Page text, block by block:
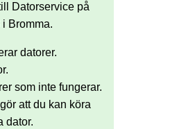
Datorservice på
Bromma.
datorer.
som inte fungerar.
att du kan köra
dator.